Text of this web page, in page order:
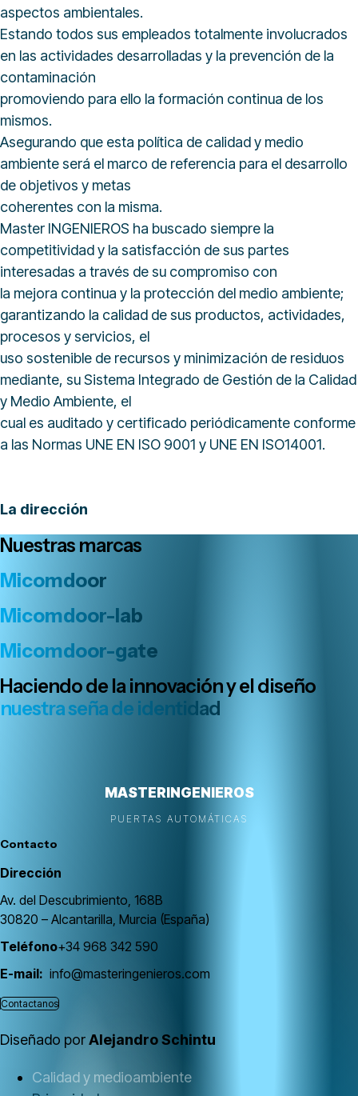
aspectos ambientales.
Estando todos sus empleados totalmente involucrados
en las actividades desarrolladas y la prevención de la
contaminación
promoviendo para ello la formación continua de los
mismos.
Asegurando que esta política de calidad y medio
ambiente será el marco de referencia para el desarrollo
de objetivos y metas
coherentes con la misma.
Master INGENIEROS ha buscado siempre la
competitividad y la satisfacción de sus partes
interesadas a través de su compromiso con
la mejora continua y la protección del medio ambiente;
garantizando la calidad de sus productos, actividades,
procesos y servicios, el
uso sostenible de recursos y minimización de residuos
mediante, su Sistema Integrado de Gestión de la Calidad
y Medio Ambiente, el
cual es auditado y certificado periódicamente conforme
a las Normas UNE EN ISO 9001 y UNE EN ISO14001.
La dirección
Nuestras marcas
Micomdoor
Micomdoor-lab
Micomdoor-gate
Haciendo de la innovación y el diseño
nuestra seña de identidad
MASTERINGENIEROS
PUERTAS AUTOMÁTICAS
Contacto
Dirección
Av. del Descubrimiento, 168B
30820 – Alcantarilla, Murcia (España)
Teléfono+34 968 342 590
E-mail: info@masteringenieros.com
Contactanos
Diseñado porAlejandro Schintu
Calidad y medioambiente